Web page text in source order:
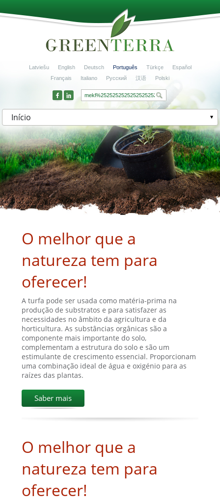
Latviešu English Deutsch Português Türkçe
Español
Français
Italiano Русский 汉语 Polski
Início
O melhor que a
natureza tem para
oferecer!
A turfa pode ser usada como matéria-prima na
produção de substratos e para satisfazer as
necessidades no âmbito da agricultura e da
horticultura. As substâncias orgânicas são a
componente mais importante do solo,
complementam a estrutura do solo e são um
estimulante de crescimento essencial. Proporcionam
uma combinação ideal de água e oxigénio para as
raízes das plantas.
Saber mais
O melhor que a
natureza tem para
oferecer!